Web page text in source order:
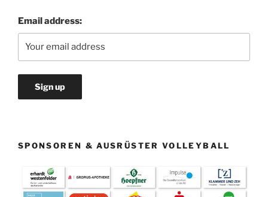
Email address:
SPONSOREN & AUSRÜSTER VOLLEYBALL